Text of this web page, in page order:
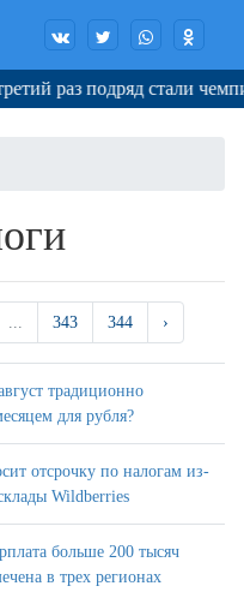
раз подряд стали
... 343 344 ›
традиционно
для рубля?
отсрочку по налогам из-
Wildberries
больше 200 тысяч
в трех регионах